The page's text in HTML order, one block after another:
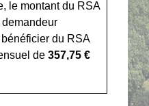
le montant du RSA
demandeur
du RSA
de357,75 €